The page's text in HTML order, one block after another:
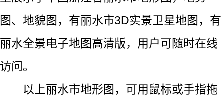
图、地貌图，有丽水市3D实景卫星地图，有
丽水全景电子地图高清版，用户可随时在线
访问。
以上丽水市地形图，可用鼠标或手指拖